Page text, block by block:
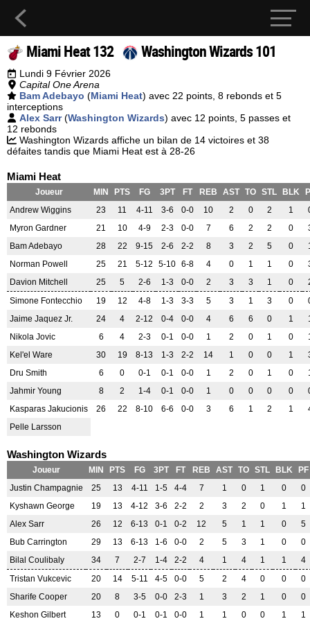
Miami Heat 132 Washington Wizards 101
Lundi 9 Février 2026
Capital One Arena
Bam Adebayo (Miami Heat) avec 22 points, 8 rebonds et 5
interceptions
Alex Sarr(Washington Wizards) avec 12 points, 5 passes et
12 rebonds
Washington Wizards affiche un bilan de 14 victoires et 38
défaites tandis que Miami Heat est à 28-26
Miami Heat
Joueur MIN PTS FG 3PT FT REB AST TO STL BLK
Andrew Wiggins
23 11 4-11 3-6 0-0 10 2 0 2 1
Myron Gardner
21 10 4-9 2-3 0-0 7 6 2 2 0
Bam Adebayo
28 22 9-15 2-6 2-2 8 3 2 5 0
Norman Powell
25 21 5-12 5-10 6-8 4 0 1 1 0
Davion Mitchell
25 5 2-6 1-3 0-0 2 3 3 1 0
Simone Fontecchio
19 12 4-8 1-3 3-3 5 3 1 3 0
Jaime Jaquez Jr.
24 4 2-12 0-4 0-0 4 6 6 0 1
Nikola Jovic
6 4 2-3 0-1 0-0 1 2 0 1 0
Kel'el Ware
30 19 8-13 1-3 2-2 14 1 0 0 1
Dru Smith
6 0 0-1 0-1 0-0 1 2 0 1 0
Jahmir Young
8 2 1-4 0-1 0-0 1 0 0 0 0
Kasparas Jakucionis
26 22 8-10 6-6 0-0 3 6 1 2 1
Pelle Larsson
Washington Wizards
Joueur MIN PTS FG 3PT FT REB AST TO STL BLK
PF
Justin Champagnie
25 13 4-11 1-5 4-4 7 1 0 1 0
0
Kyshawn George
19 13 4-12 3-6 2-2 2 3 2 0 1
1
Alex Sarr
26 12 6-13 0-1 0-2 12 5 1 1 0
5
Bub Carrington
29 13 6-13 1-6 0-0 2 5 3 1 0
0
Bilal Coulibaly
34 7 2-7 1-4 2-2 4 1 4 1 1
4
Tristan Vukcevic
20 14 5-11 4-5 0-0 5 2 4 0 0
0
Sharife Cooper
20 8 3-5 0-0 2-3 1 3 2 1 0
0
Keshon Gilbert
13 0 0-1 0-1 0-0 1 1 0 0 1 1